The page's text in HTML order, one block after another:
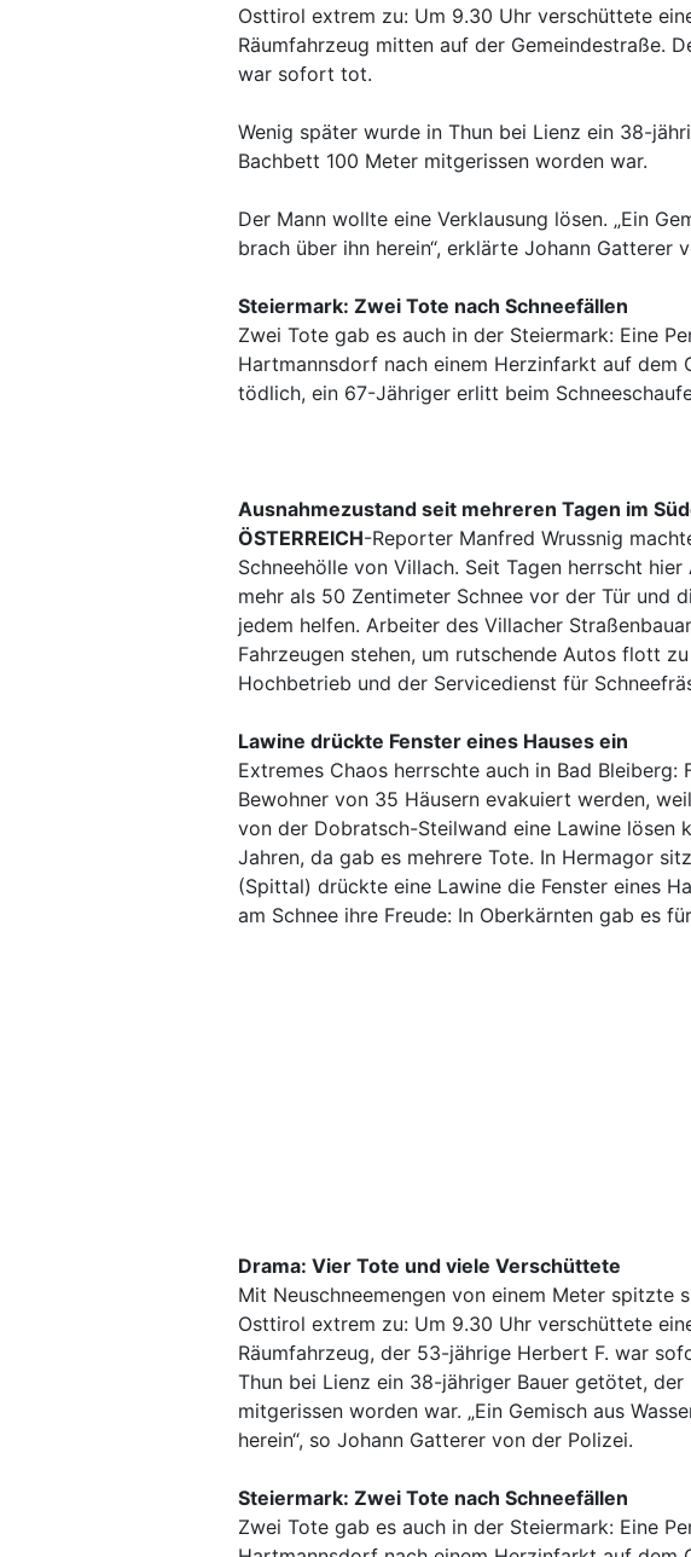
Osttirol extrem zu: Um 9.30 Uhr verschüttete
Räumfahrzeug mitten auf der Gemeindestraße.
war sofort tot.
Wenig später wurde in Thun bei Lienz ein 38-
Bachbett 100 Meter mitgerissen worden war.
Der Mann wollte eine Verklausung lösen. „Ein
brach über ihn herein“, erklärte Johann Gatterer
Steiermark: Zwei Tote nach Schneefällen
Zwei Tote gab es auch in der Steiermark: Eine
Hartmannsdorf nach einem Herzinfarkt auf dem
tödlich, ein 67-Jähriger erlitt beim
Ausnahmezustand seit mehreren Tagen im
ÖSTERREICH-Reporter Manfred Wrussnig
Schneehölle von Villach. Seit Tagen herrscht
mehr als 50 Zentimeter Schnee vor der Tür und
jedem helfen. Arbeiter des Villacher
Fahrzeugen stehen, um rutschende Autos flott
Hochbetrieb und der Servicedienst für
Lawine drückte Fenster eines Hauses ein
Extremes Chaos herrschte auch in Bad
Bewohner von 35 Häusern evakuiert werden,
von der Dobratsch-Steilwand eine Lawine lösen
Jahren, da gab es mehrere Tote. In Hermagor
(Spittal) drückte eine Lawine die Fenster eines
am Schnee ihre Freude: In Oberkärnten gab es
Drama: Vier Tote und viele Verschüttete
Mit Neuschneemengen von einem Meter spitzte
Osttirol extrem zu: Um 9.30 Uhr verschüttete
Räumfahrzeug, der 53-jährige Herbert F. war
Thun bei Lienz ein 38-jähriger Bauer getötet,
mitgerissen worden war. „Ein Gemisch aus
herein“, so Johann Gatterer von der Polizei.
Steiermark: Zwei Tote nach Schneefällen
Zwei Tote gab es auch in der Steiermark: Eine